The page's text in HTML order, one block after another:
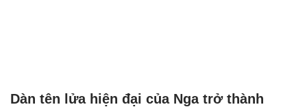
Dàn tên lửa hiện đại của Nga trở thành